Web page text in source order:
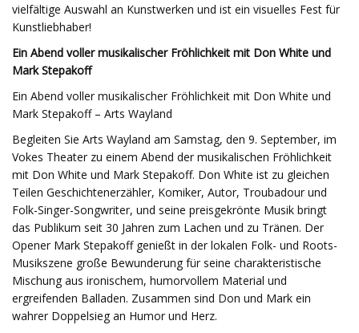
vielfältige Auswahl an Kunstwerken und ist ein visuelles Fest für
Kunstliebhaber!
Ein Abend voller musikalischer Fröhlichkeit mit Don White und
Mark Stepakoff
Ein Abend voller musikalischer Fröhlichkeit mit Don White und
Mark Stepakoff – Arts Wayland
Begleiten Sie Arts Wayland am Samstag, den 9. September, im
Vokes Theater zu einem Abend der musikalischen Fröhlichkeit
mit Don White und Mark Stepakoff. Don White ist zu gleichen
Teilen Geschichtenerzähler, Komiker, Autor, Troubadour und
Folk-Singer-Songwriter, und seine preisgekrönte Musik bringt
das Publikum seit 30 Jahren zum Lachen und zu Tränen. Der
Opener Mark Stepakoff genießt in der lokalen Folk- und Roots-
Musikszene große Bewunderung für seine charakteristische
Mischung aus ironischem, humorvollem Material und
ergreifenden Balladen. Zusammen sind Don und Mark ein
wahrer Doppelsieg an Humor und Herz.